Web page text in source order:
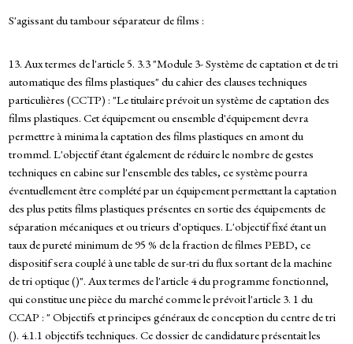
S'agissant du tambour séparateur de films :
13. Aux termes de l'article 5. 3.3 "Module 3- Système de captation et de tri
automatique des films plastiques" du cahier des clauses techniques
particulières (CCTP) : "Le titulaire prévoit un système de captation des
films plastiques. Cet équipement ou ensemble d'équipement devra
permettre à minima la captation des films plastiques en amont du
trommel. L'objectif étant également de réduire le nombre de gestes
techniques en cabine sur l'ensemble des tables, ce système pourra
éventuellement être complété par un équipement permettant la captation
des plus petits films plastiques présentes en sortie des équipements de
séparation mécaniques et ou trieurs d'optiques. L'objectif fixé étant un
taux de pureté minimum de 95 % de la fraction de filmes PEBD, ce
dispositif sera couplé à une table de sur-tri du flux sortant de la machine
de tri optique ()". Aux termes de l'article 4 du programme fonctionnel,
qui constitue une pièce du marché comme le prévoit l'article 3. 1 du
CCAP : " Objectifs et principes généraux de conception du centre de tri
(). 4.1.1 objectifs techniques. Ce dossier de candidature présentait les